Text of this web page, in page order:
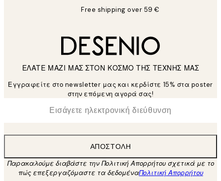
Free shipping over 59 €
ΕΛΑΤΕ ΜΑΖΙ ΜΑΣ ΣΤΟΝ ΚΟΣΜΟ ΤΗΣ ΤΕΧΝΗΣ ΜΑΣ
Εγγραφείτε στο newsletter μας και κερδίστε 15% στα poster
στην επόμενη αγορά σας!
Ηλεκτρονική Διεύθυνση
ΑΠΟΣΤΟΛΉ
Παρακαλούμε διαβάστε την Πολιτική Απορρήτου σχετικά με το
πώς επεξεργαζόμαστε τα δεδομέναΠολιτική Απορρήτου